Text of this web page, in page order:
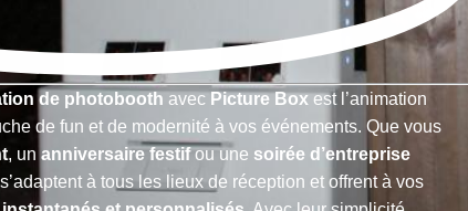
de photobooth avec Picture Boxest l’animation
de fun et de modernité à vos événements. Que vous
, un anniversaire festifou une soirée d’entreprise
à tous les lieux de réception et offrent à vos